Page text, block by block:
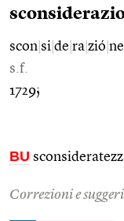
scon si de ra zió ne
s.f.
1729;
BU
Correzioni e